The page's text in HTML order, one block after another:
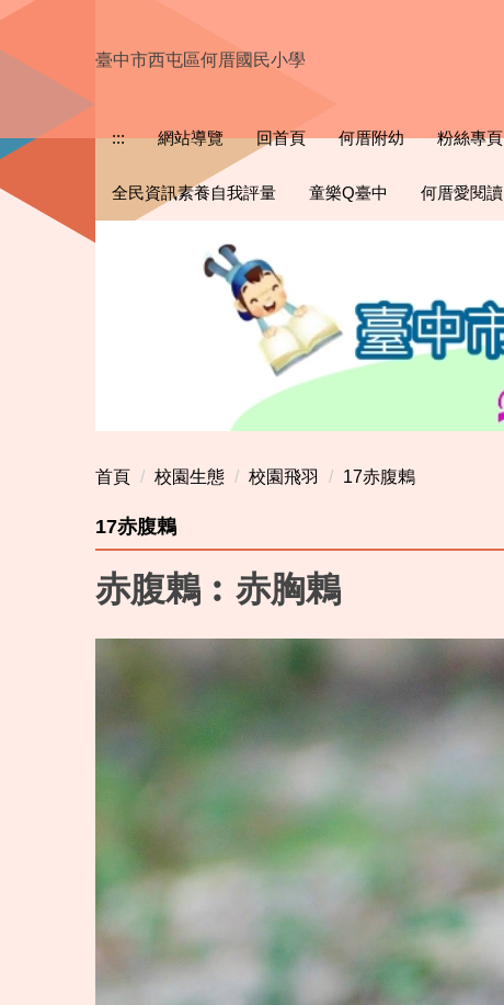
跳
主
容
臺中市西屯區何厝國民小學
::: 網站導覽 回首頁 何厝附幼 粉絲專頁
全民資訊素養自我評量 童樂Q臺中 何厝愛閱讀
首頁 校園生態 校園飛羽 17赤腹鶇
17赤腹鶇
赤腹鶇︰赤胸鶇